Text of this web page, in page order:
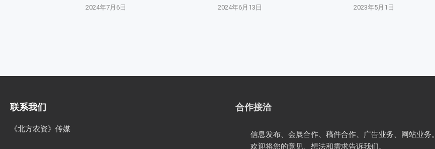
2024年7月6日 2024年6月13日 2023年5月1日
联系我们
《北方农资》传媒
合作接洽
信息发布、会展合作、稿件合作、广告业务、网站业务。
欢迎将您的意见、想法和需求告诉我们。